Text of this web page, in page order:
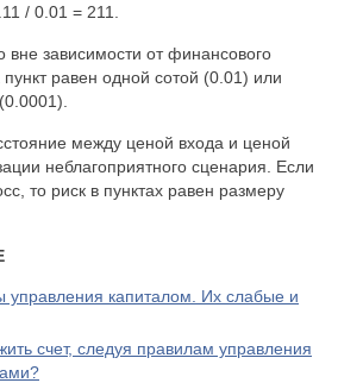
/ 0.01 = 211.
вне зависимости от финансового
равен одной сотой (0.01) или
между ценой входа и ценой
неблагоприятного сценария. Если
то риск в пунктах равен размеру
капиталом. Их слабые и
счет, следуя правилам управления